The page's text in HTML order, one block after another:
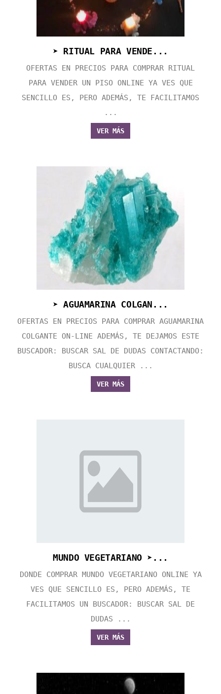
➤ RITUAL PARA VENDE...
OFERTAS EN PRECIOS PARA COMPRAR RITUAL
PARA VENDER UN PISO ONLINE YA VES QUE
SENCILLO ES, PERO ADEMÁS, TE FACILITAMOS
...
VER MÁS
➤ AGUAMARINA COLGAN...
OFERTAS EN PRECIOS PARA COMPRAR AGUAMARINA
COLGANTE ON-LINE ADEMÁS, TE DEJAMOS ESTE
BUSCADOR: BUSCAR SAL DE DUDAS CONTACTANDO:
BUSCA CUALQUIER ...
VER MÁS
MUNDO VEGETARIANO ➤...
DONDE COMPRAR MUNDO VEGETARIANO ONLINE YA
VES QUE SENCILLO ES, PERO ADEMÁS, TE
FACILITAMOS UN BUSCADOR: BUSCAR SAL DE
DUDAS ...
VER MÁS